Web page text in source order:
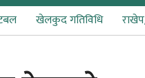
खेलकुद गतिविधि